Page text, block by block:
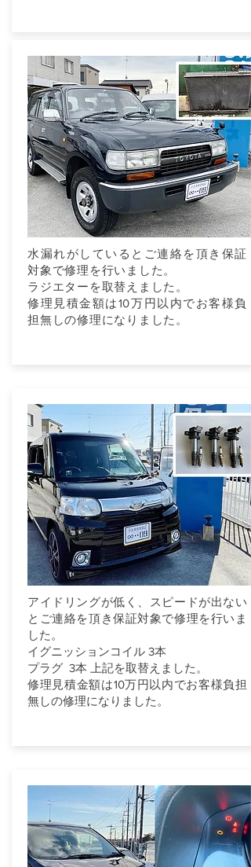
水漏れがしているとご連絡を頂き保証
対象で修理を行いました。
ラジエターを取替えました。
修理見積金額は10万円以内でお客様負
担無しの修理になりました。
アイドリングが低く、スピードが出ない
とご連絡を頂き保証対象で修理を行いま
した。
イグニッションコイル 3本
プラグ 3本 上記を取替えました。
修理見積金額は10万円以内でお客様負担
無しの修理になりました。